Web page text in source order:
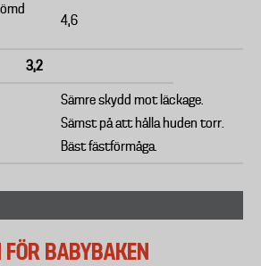
4,6
3,2
Sämre skydd mot läckage.
Sämst på att hålla huden torr.
Bäst fästförmåga.
FÖR BABYBAKEN